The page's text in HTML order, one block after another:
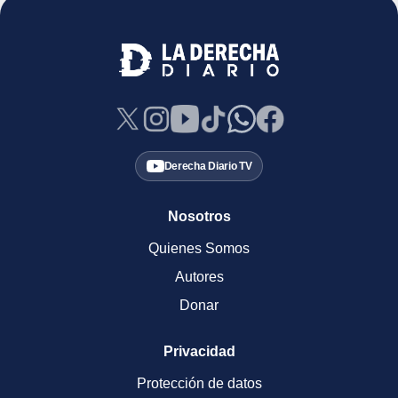
Derecha Diario TV
Nosotros
Quienes Somos
Autores
Donar
Privacidad
Protección de datos